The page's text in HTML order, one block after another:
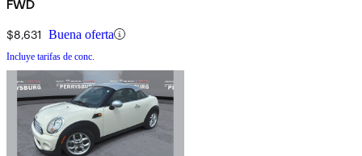
FWD
$8,631 Buena oferta
Incluye tarifas de conc.